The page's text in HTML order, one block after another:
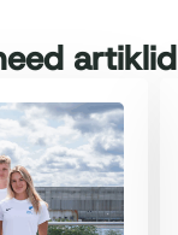
artiklid